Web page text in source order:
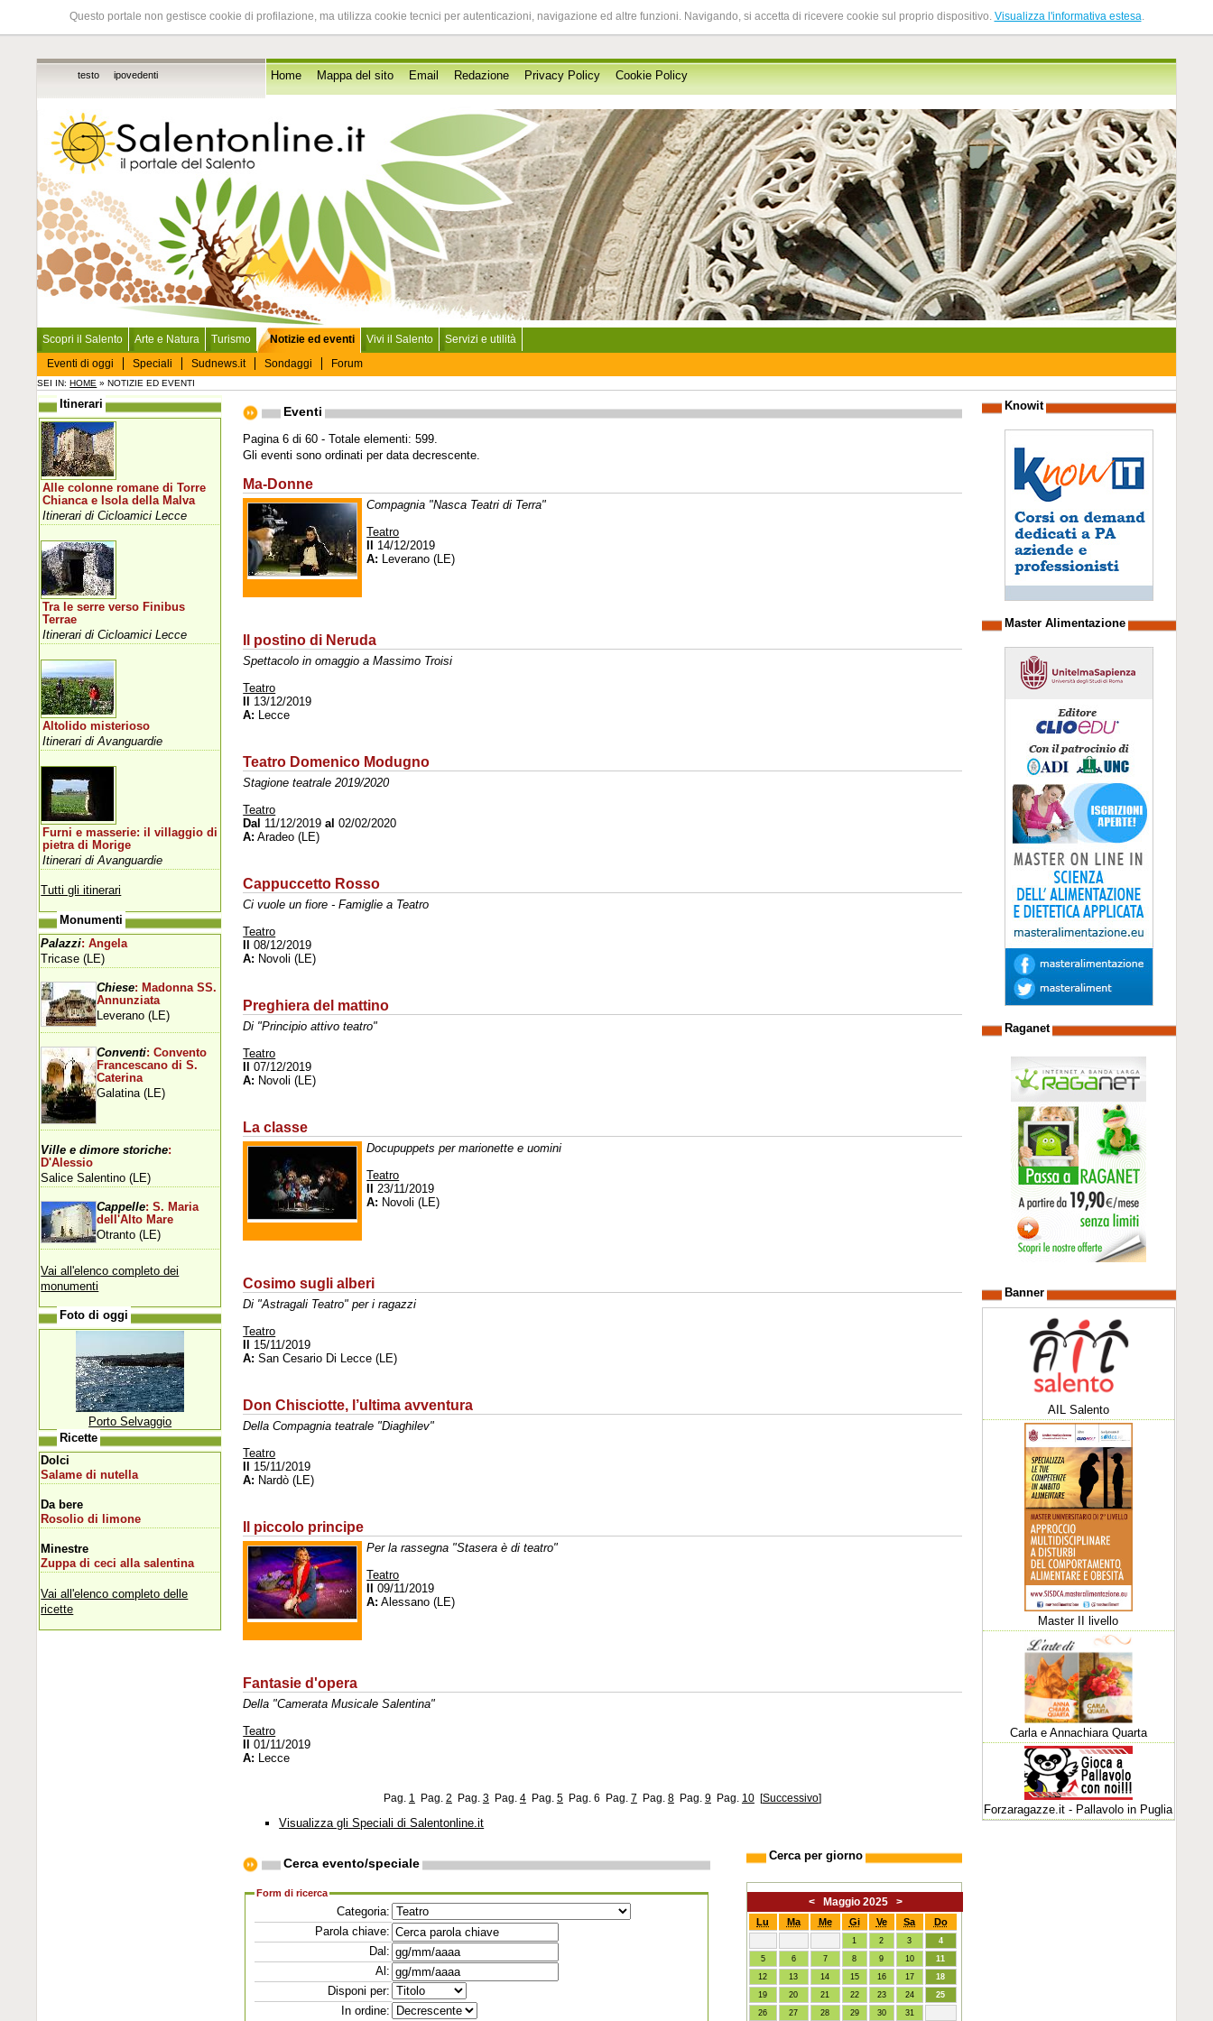
Questo portale non gestisce cookie di profilazione, ma utilizza cookie tecnici per autenticazioni, navigazione ed altre funzioni. Navigando, si accetta di ricevere cookie sul proprio dispositivo. Visualizza l'informativa estesa.
testo ipovedenti Home Mappa del sito Email Redazione Privacy Policy Cookie Policy
Scopri il Salento Arte e Natura Turismo
Notizie ed eventi
Eventi di oggi
Speciali Sudnews.it Sondaggi Forum
Vivi il Salento Servizi e utilità
SEI IN:HOME » NOTIZIE ED EVENTI
Eventi
Pagina 6 di 60 - Totale elementi: 599.
Gli eventi sono ordinati per data decrescente.
Ma-Donne
Compagnia "Nasca Teatri di Terra"
Teatro
14/12/2019
A: Leverano (LE)
Il postino di Neruda
Spettacolo in omaggio a Massimo Troisi
Teatro
13/12/2019
A: Lecce
Teatro Domenico Modugno
Stagione teatrale 2019/2020
Teatro
Dal 11/12/2019al 02/02/2020
A: Aradeo (LE)
Cappuccetto Rosso
Ci vuole un fiore - Famiglie a Teatro
Teatro
08/12/2019
A: Novoli (LE)
Preghiera del mattino
Di "Principio attivo teatro"
Teatro
07/12/2019
A: Novoli (LE)
La classe
Docupuppets per marionette e uomini
Teatro
23/11/2019
A: Novoli (LE)
Cosimo sugli alberi
Di "Astragali Teatro" per i ragazzi
Teatro
15/11/2019
A: San Cesario Di Lecce (LE)
Don Chisciotte, l’ultima avventura
Della Compagnia teatrale "Diaghilev"
Teatro
15/11/2019
A: Nardò (LE)
Il piccolo principe
Per la rassegna "Stasera è di teatro"
Teatro
09/11/2019
A: Alessano (LE)
Fantasie d'opera
Della "Camerata Musicale Salentina"
Teatro
01/11/2019
A: Lecce
Pag. 1 Pag. 2 Pag. 3 Pag. 4 Pag. 5 Pag. 6 Pag. 7 Pag. 8 Pag. 9 Pag. 10 [Successivo]
Visualizza gli Speciali di Salentonline.it
Cerca evento/speciale
Form di ricerca
Categoria:
Parola chiave:
Dal:
Al:
Disponi per:
In ordine:
Cerca per giorno
< Maggio 2025 >
Lu Ma Me Gi Ve Sa Do
1 2 3
4
5
6 7 8 9 10
11
12
13 14 15 16 17
18
19
20 21 22 23 24
25
26
27 28 29 30 31
Itinerari
Alle colonne romane di Torre
Chianca e Isola della Malva
Itinerari di Cicloamici Lecce
Tra le serre verso Finibus
Terrae
Itinerari di Cicloamici Lecce
Altolido misterioso
Itinerari di Avanguardie
Furni e masserie: il villaggio di
pietra di Morige
Itinerari di Avanguardie
Tutti gli itinerari
Monumenti
Palazzi: Angela
Tricase (LE)
Chiese: Madonna SS.
Annunziata
Leverano (LE)
Conventi: Convento
Francescano di S.
Caterina
Galatina (LE)
Ville e dimore storiche:
D'Alessio
Salice Salentino (LE)
Cappelle: S. Maria
dell'Alto Mare
Otranto (LE)
Vai all'elenco completo dei
monumenti
Foto di oggi
Porto Selvaggio
Ricette
Dolci
Salame di nutella
Da bere
Rosolio di limone
Minestre
Zuppa di ceci alla salentina
Vai all'elenco completo delle
ricette
Knowit
Master Alimentazione
Raganet
Banner
AIL Salento
Master II livello
Carla e Annachiara Quarta
Forzaragazze.it - Pallavolo in Puglia